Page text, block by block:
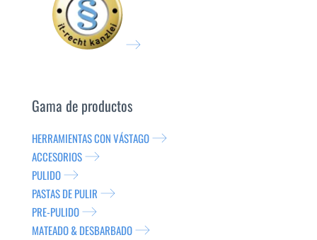
Gama de productos
HERRAMIENTAS CON VÁSTAGO
ACCESORIOS
PULIDO
PASTAS DE PULIR
PRE-PULIDO
MATEADO & DESBARBADO